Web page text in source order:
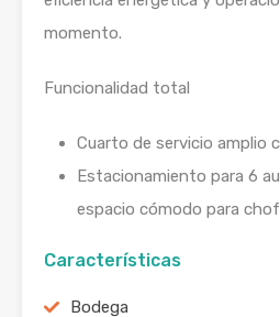
momento.
Funcionalidad total
Cuarto de servicio amplio
Estacionamiento para 6
espacio cómodo para
Características
Bodega